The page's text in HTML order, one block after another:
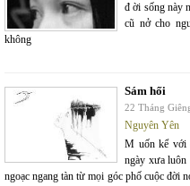
đ ời sống này
cũ nở cho
không
Sám hối
22 Tháng
Nguyên Yên
M uốn kể với
ngày xưa luôn
ngoạc ngang tàn từ mọi góc phố cuộc đời